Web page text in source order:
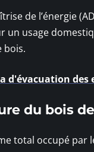
de l’énergie
un usage
bois.
d'évacuation des
du bois
total occupé par